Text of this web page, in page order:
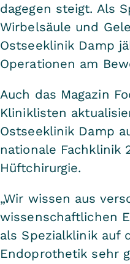
dagegen steigt. Als
Wirbelsäule und
Ostseeklinik Damp
Operationen am
Auch das Magazin
Kliniklisten
Ostseeklinik Damp
nationale Fachklinik
Hüftchirurgie.
„Wir wissen aus
wissenschaftlichen
als Spezialklinik auf
Endoprothetik sehr